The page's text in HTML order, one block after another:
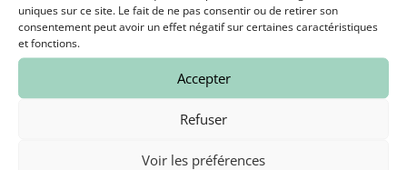
uniques sur ce site. Le fait de ne pas consentir ou de retirer son
consentement peut avoir un effet négatif sur certaines caractéristiques
et fonctions.
Accepter
Refuser
Voir les préférences
Paiement sécurisé
Payez en toute sécurité par carte Bleue, Visa et Mastercard
avec notre plateforme bancaire STRIPE.
